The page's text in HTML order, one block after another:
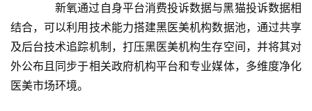
新氧通过自身平台消费投诉数据与黑猫投诉数据相
结合，可以利用技术能力搭建黑医美机构数据池，通过共享
及后台技术追踪机制，打压黑医美机构生存空间，并将其对
外公布且同步于相关政府机构平台和专业媒体，多维度净化
医美市场环境。